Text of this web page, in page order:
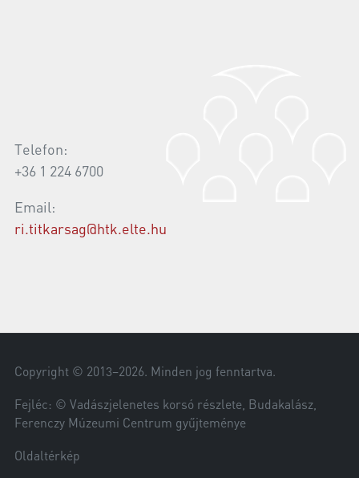
Telefon:
+36 1 224 6700
Email:
ri.titkarsag@htk.elte.hu
Copyright © 2013–2026. Minden jog fenntartva.
Fejléc: © Vadászjelenetes korsó részlete, Budakalász,
Ferenczy Múzeumi Centrum gyűjteménye
Oldaltérkép